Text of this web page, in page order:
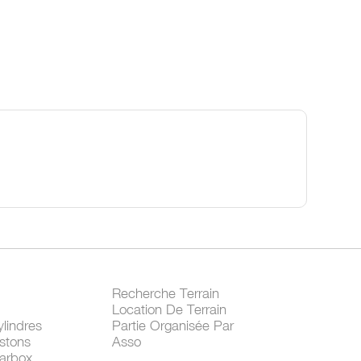
Recherche Terrain
Location De Terrain
Partie Organisée Par
Asso